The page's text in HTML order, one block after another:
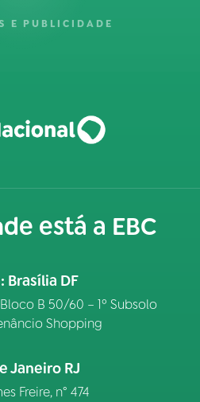
E PUBLICIDADE
está a EBC
Brasília DF
B 50/60 – 1º Subsolo
Shopping
Janeiro RJ
Freire, n° 474